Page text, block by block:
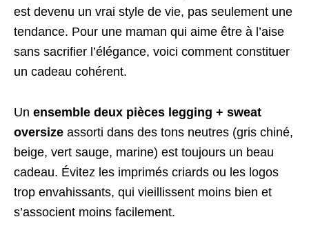
est devenu un vrai style de vie, pas seulement une
tendance. Pour une maman qui aime être à l’aise
sans sacrifier l’élégance, voici comment constituer
un cadeau cohérent.
Un ensemble deux pièces legging + sweat
oversize assorti dans des tons neutres (gris chiné,
beige, vert sauge, marine) est toujours un beau
cadeau. Évitez les imprimés criards ou les logos
trop envahissants, qui vieillissent moins bien et
s’associent moins facilement.